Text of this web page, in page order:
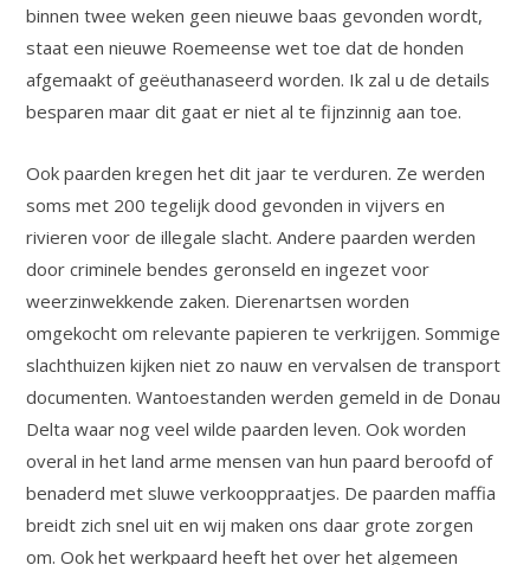
binnen twee weken geen nieuwe baas gevonden wordt,
staat een nieuwe Roemeense wet toe dat de honden
afgemaakt of geëuthanaseerd worden. Ik zal u de details
besparen maar dit gaat er niet al te fijnzinnig aan toe.
Ook paarden kregen het dit jaar te verduren. Ze werden
soms met 200 tegelijk dood gevonden in vijvers en
rivieren voor de illegale slacht. Andere paarden werden
door criminele bendes geronseld en ingezet voor
weerzinwekkende zaken. Dierenartsen worden
omgekocht om relevante papieren te verkrijgen. Sommige
slachthuizen kijken niet zo nauw en vervalsen de transport
documenten. Wantoestanden werden gemeld in de Donau
Delta waar nog veel wilde paarden leven. Ook worden
overal in het land arme mensen van hun paard beroofd of
benaderd met sluwe verkooppraatjes. De paarden maffia
breidt zich snel uit en wij maken ons daar grote zorgen
om. Ook het werkpaard heeft het over het algemeen